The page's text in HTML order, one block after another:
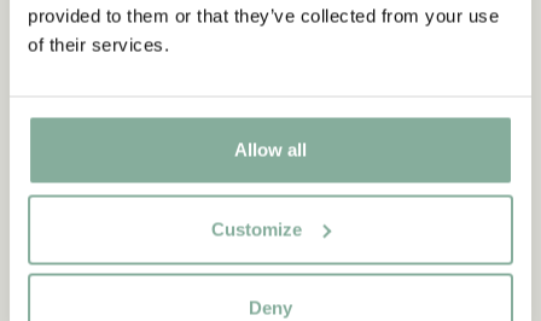
provided to them or that they’ve collected from your use
of their services.
Allow all
Customize
Deny